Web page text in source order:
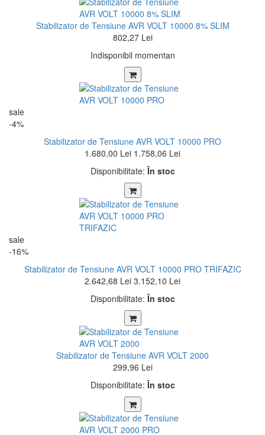
Stabilizator de Tensiune AVR VOLT 10000 8% SLIM
802,27 Lei
Indisponibil momentan
sale
-4%
Stabilizator de Tensiune AVR VOLT 10000 PRO
1.680,00 Lei 1.758,06 Lei
Disponibilitate:În stoc
sale
-16%
Stabilizator de Tensiune AVR VOLT 10000 PRO TRIFAZIC
2.642,68 Lei 3.152,10 Lei
Disponibilitate:În stoc
Stabilizator de Tensiune AVR VOLT 2000
299,96 Lei
Disponibilitate:În stoc